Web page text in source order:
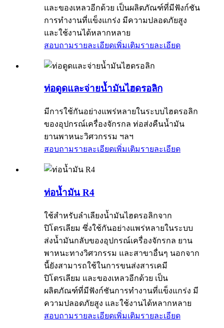
และของเหลวอีกด้วย เป็นผลิตภัณฑ์ที่มีฟังก์ชัน
การทำงานที่แข็งแกร่ง มีความปลอดภัยสูง
และใช้งานได้หลากหลาย
สอบถามรายละเอียดเพิ่มเติมรายละเอียด
ท่อดูดและจ่ายน้ำมันไฮดรอลิก
มีการใช้กันอย่างแพร่หลายในระบบไฮดรอลิก
ของอุปกรณ์เครื่องจักรกล ท่อส่งคืนน้ำมัน
ยานพาหนะวิศวกรรม ฯลฯ
สอบถามรายละเอียดเพิ่มเติมรายละเอียด
ท่อน้ำมัน R4
ใช้สำหรับลำเลียงน้ำมันไฮดรอลิกจาก
ปิโตรเลียม ซึ่งใช้กันอย่างแพร่หลายในระบบ
ส่งน้ำมันกลับของอุปกรณ์เครื่องจักรกล ยาน
พาหนะทางวิศวกรรม และสาขาอื่นๆ นอกจาก
นี้ยังสามารถใช้ในการขนส่งสารเคมี
ปิโตรเลียม และของเหลวอีกด้วย เป็น
ผลิตภัณฑ์ที่มีฟังก์ชันการทำงานที่แข็งแกร่ง มี
ความปลอดภัยสูง และใช้งานได้หลากหลาย
สอบถามรายละเอียดเพิ่มเติมรายละเอียด